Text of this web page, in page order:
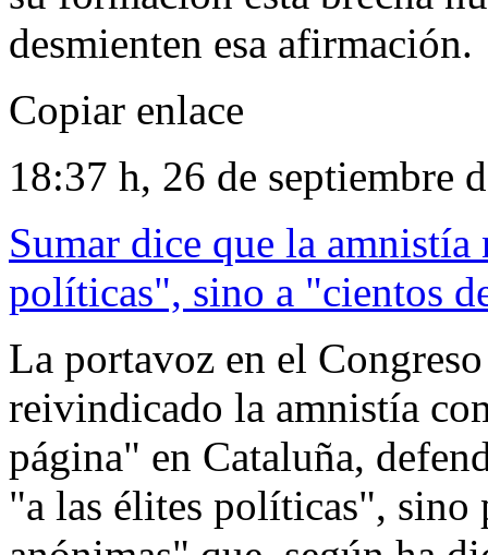
desmienten esa afirmación.
Copiar enlace
18:37 h, 26 de septiembre
Sumar dice que la
políticas", sino a "cientos
La portavoz en el
reivindicado la amnistía
página" en Cataluña,
"a las élites políticas", sino